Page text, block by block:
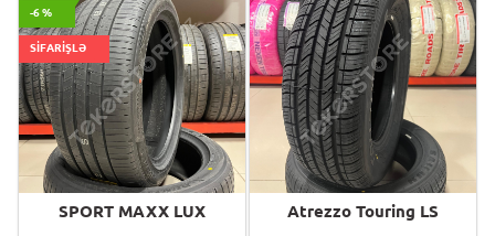
-6 %
SİFARİŞLƏ
SPORT MAXX LUX Atrezzo Touring LS